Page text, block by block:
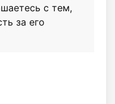
с тем,
за его